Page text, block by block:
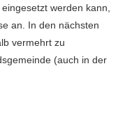
werden kann,
an. In den nächsten
vermehrt zu
(auch in der